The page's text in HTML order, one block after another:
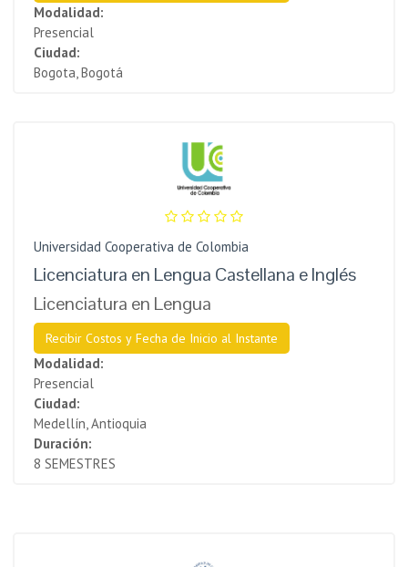
Modalidad:
Presencial
Ciudad:
Bogota, Bogotá
Universidad Cooperativa de Colombia
Licenciatura en Lengua Castellana e Inglés
Licenciatura en Lengua
Recibir Costos y Fecha de Inicio al Instante
Modalidad:
Presencial
Ciudad:
Medellín, Antioquia
Duración:
8 SEMESTRES